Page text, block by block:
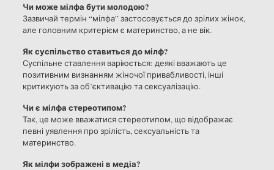
Чи може мілфа бути молодою?
Зазвичай термін “мілфа” застосовується до зрілих жінок,
але головним критерієм є материнство, а не вік.
Як суспільство ставиться до мілф?
Суспільне ставлення варіюється: деякі вважають це
позитивним визнанням жіночої привабливості, інші
критикують за об’єктивацію та сексуалізацію.
Чи є мілфа стереотипом?
Так, це може вважатися стереотипом, що відображає
певні уявлення про зрілість, сексуальність та
материнство.
Як мілфи зображені в медіа?